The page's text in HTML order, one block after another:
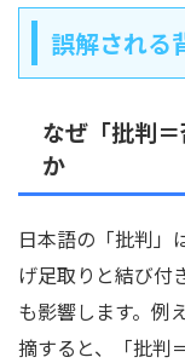
誤解される
なぜ「批判
か
日本語の「批判」
げ足取りと結び付
も影響します。例
摘すると、「批判